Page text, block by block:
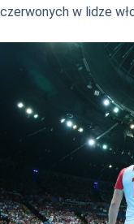
czerwonych w lidze